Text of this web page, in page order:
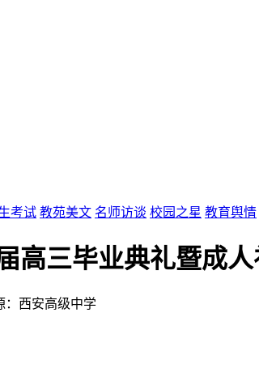
考试 教苑美文 名师访谈 校园之星 教育舆情
高三毕业典礼暨成
：西安高级中学